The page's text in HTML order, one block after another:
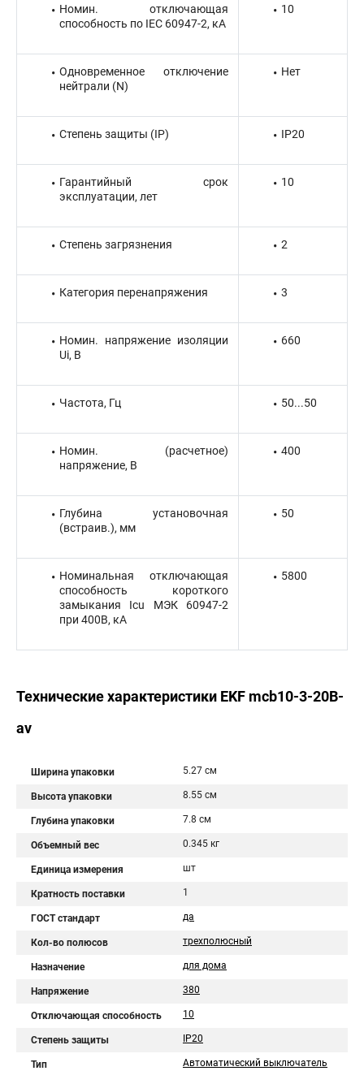
Номин. отключающая
способность по IEC 60947-2, кА
10
Одновременное отключение
нейтрали (N)
Нет
Степень защиты (IP) IP20
Гарантийный срок
эксплуатации, лет
10
Степень загрязнения 2
Категория перенапряжения 3
Номин. напряжение изоляции
Ui, В
660
Частота, Гц 50...50
Номин. (расчетное)
напряжение, В
400
Глубина установочная
(встраив.), мм
50
Номинальная отключающая
способность короткого
замыкания Icu МЭК 60947-2
при 400В, кА
5800
Технические характеристики EKF mcb10-3-20B-
av
Ширина упаковки 5.27 см
Высота упаковки 8.55 см
Глубина упаковки 7.8 см
Объемный вес 0.345 кг
Единица измерения шт
Кратность поставки 1
ГОСТ стандарт да
Кол-во полюсов трехполюсный
Назначение для дома
Напряжение 380
Отключающая способность 10
Степень защиты IP20
Тип Автоматический выключатель